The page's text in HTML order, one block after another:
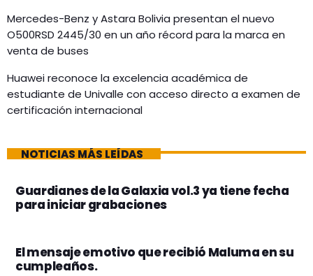
Mercedes-Benz y Astara Bolivia presentan el nuevo
O500RSD 2445/30 en un año récord para la marca en
venta de buses
Huawei reconoce la excelencia académica de
estudiante de Univalle con acceso directo a examen de
certificación internacional
NOTICIAS MÁS LEÍDAS
Guardianes de la Galaxia vol.3 ya tiene fecha
para iniciar grabaciones
El mensaje emotivo que recibió Maluma en su
cumpleaños.